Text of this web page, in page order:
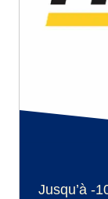
Jusqu’à -